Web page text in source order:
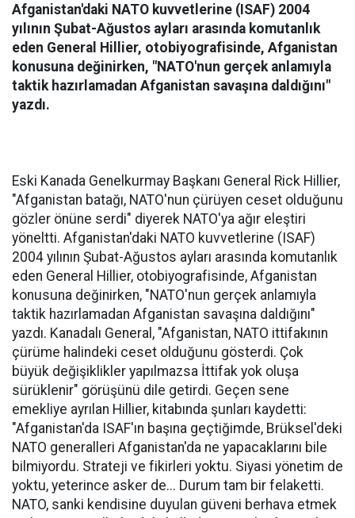
Afganistan'daki NATO kuvvetlerine (ISAF) 2004
yılının Şubat-Ağustos ayları arasında komutanlık
eden General Hillier, otobiyografisinde, Afganistan
konusuna değinirken, "NATO'nun gerçek anlamıyla
taktik hazırlamadan Afganistan savaşına daldığını"
yazdı.
Eski Kanada Genelkurmay Başkanı General Rick Hillier,
"Afganistan batağı, NATO'nun çürüyen ceset olduğunu
gözler önüne serdi" diyerek NATO'ya ağır eleştiri
yöneltti. Afganistan'daki NATO kuvvetlerine (ISAF)
2004 yılının Şubat-Ağustos ayları arasında komutanlık
eden General Hillier, otobiyografisinde, Afganistan
konusuna değinirken, "NATO'nun gerçek anlamıyla
taktik hazırlamadan Afganistan savaşına daldığını"
yazdı. Kanadalı General, "Afganistan, NATO ittifakının
çürüme halindeki ceset olduğunu gösterdi. Çok
büyük değişiklikler yapılmazsa İttifak yok oluşa
sürüklenir" görüşünü dile getirdi. Geçen sene
emekliye ayrılan Hillier, kitabında şunları kaydetti:
"Afganistan'da ISAF'ın başına geçtiğimde, Brüksel'deki
NATO generalleri Afganistan'da ne yapacaklarını bile
bilmiyordu. Strateji ve fikirleri yoktu. Siyasi yönetim de
yoktu, yeterince asker de... Durum tam bir felaketti.
NATO, sanki kendisine duyulan güveni berhava etmek